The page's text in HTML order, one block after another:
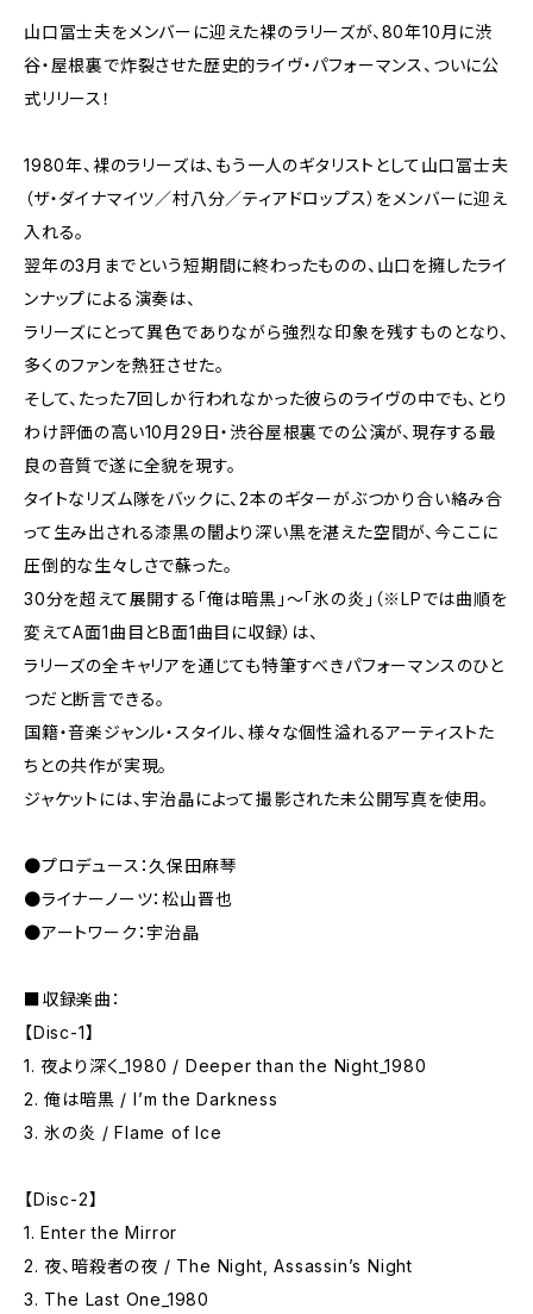
山口冨士夫をメンバーに迎えた裸のラリーズが、80年10月に渋
谷・屋根裏で炸裂させた歴史的ライヴ・パフォーマンス、ついに公
式リリース！
1980年、裸のラリーズは、もう一人のギタリストとして山口冨士夫
（ザ・ダイナマイツ／村八分／ティアドロップス）をメンバーに迎え
入れる。
翌年の3月までという短期間に終わったものの、山口を擁したライ
ンナップによる演奏は、
ラリーズにとって異色でありながら強烈な印象を残すものとなり、
多くのファンを熱狂させた。
そして、たった7回しか行われなかった彼らのライヴの中でも、とり
わけ評価の高い10月29日・渋谷屋根裏での公演が、現存する最
良の音質で遂に全貌を現す。
タイトなリズム隊をバックに、2本のギターがぶつかり合い絡み合
って生み出される漆黒の闇より深い黒を湛えた空間が、今ここに
圧倒的な生々しさで蘇った。
30分を超えて展開する「俺は暗黒」〜「氷の炎」（※LPでは曲順を
変えてA面1曲目とB面1曲目に収録）は、
ラリーズの全キャリアを通じても特筆すべきパフォーマンスのひと
つだと断言できる。
国籍・音楽ジャンル・スタイル、様々な個性溢れるアーティストた
ちとの共作が実現。
ジャケットには、宇治晶によって撮影された未公開写真を使用。
●プロデュース：久保田麻琴
●ライナーノーツ：松山晋也
●アートワーク：宇治晶
■収録楽曲：
【Disc-1】
1. 夜より深く_1980 / Deeper than the Night_1980
2. 俺は暗黒 / I’m the Darkness
3. 氷の炎 / Flame of Ice
【Disc-2】
1. Enter the Mirror
2. 夜、暗殺者の夜 / The Night, Assassin’s Night
3. The Last One_1980